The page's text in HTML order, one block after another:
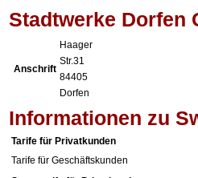
Stadtwerke Dorfen
Anschrift
Haager
Str.31
84405
Dorfen
Informationen zu
Tarife für Privatkunden
Tarife für Geschäftskunden